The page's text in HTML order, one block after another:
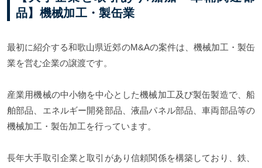
品】機械加工・製缶業
最初に紹介する和歌山県近郊のM&Aの案件は、機械加工・製缶
業を営む企業の譲渡です。
産業用機械の中小物を中心とした機械加工及び製缶製造で、船
舶部品、エネルギー開発部品、液晶パネル部品、車両部品等の
機械加工・製缶加工を行っています。
長年大手取引企業と取引があり信頼関係を構築しており、鉄、